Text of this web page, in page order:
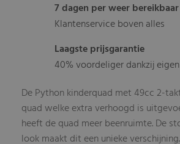
7 dagen per weer bereikbaar
Klantenservice boven alles
Laagste prijsgarantie
40% voordeliger dankzij
De Python kinderquad met 49cc 2-
quad welke extra verhoogd is
heeft de quad meer beenruimte. De
look maakt dit een unieke